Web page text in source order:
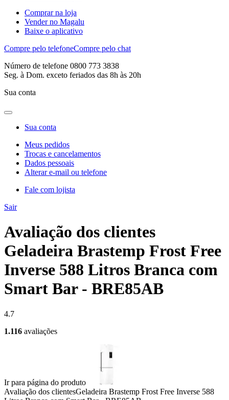
Comprar na loja
Vender no Magalu
Baixe o aplicativo
Compre pelo telefoneCompre pelo chat
Número de telefone 0800 773 3838
Seg. à Dom. exceto feriados das 8h às 20h
Sua conta
Sua conta
Meus pedidos
Trocas e cancelamentos
Dados pessoais
Alterar e-mail ou telefone
Fale com lojista
Sair
Avaliação dos clientes
Geladeira Brastemp Frost Free
Inverse 588 Litros Branca com
Smart Bar - BRE85AB
4.7
1.116 avaliações
Ir para página do produto
Avaliação dos clientesGeladeira Brastemp Frost Free Inverse 588